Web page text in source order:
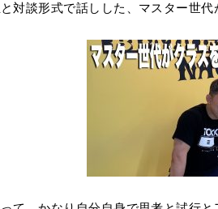
対談形式で話しした、マスター世